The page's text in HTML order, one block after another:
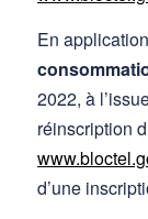
En
2022, à
réinscription
d’une